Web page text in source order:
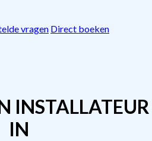
vragen Direct boeken
INSTALLATEUR
IN